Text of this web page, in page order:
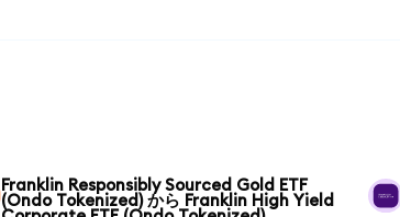
Franklin Responsibly Sourced Gold ETF
(Ondo Tokenized) から Franklin High Yield